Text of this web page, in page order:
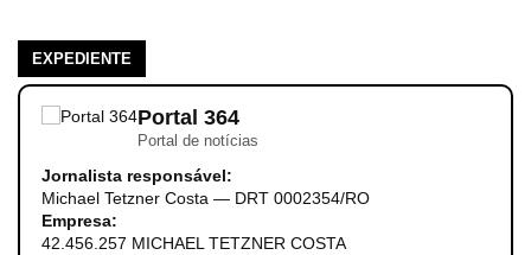
EXPEDIENTE
Portal 364
Portal de notícias
Jornalista responsável:
Michael Tetzner Costa — DRT 0002354/RO
Empresa:
42.456.257 MICHAEL TETZNER COSTA